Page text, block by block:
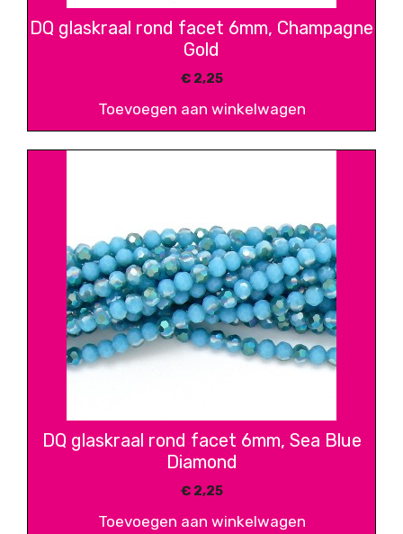
DQ glaskraal rond facet 6mm, Champagne
Gold
€2,25
Toevoegen aan winkelwagen
DQ glaskraal rond facet 6mm, Sea Blue
Diamond
€2,25
Toevoegen aan winkelwagen